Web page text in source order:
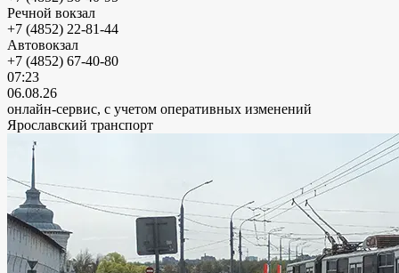
Речной вокзал
+7 (4852) 22-81-44
Автовокзал
+7 (4852) 67-40-80
07:23
06.08.26
онлайн-сервис, с учетом оперативных изменений
Ярославский транспорт